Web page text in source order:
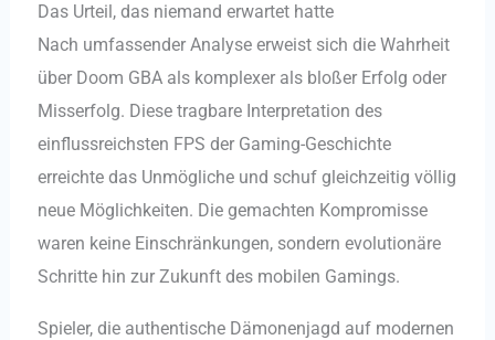
Das Urteil, das niemand erwartet hatte
Nach umfassender Analyse erweist sich die Wahrheit
über Doom GBA als komplexer als bloßer Erfolg oder
Misserfolg. Diese tragbare Interpretation des
einflussreichsten FPS der Gaming-Geschichte
erreichte das Unmögliche und schuf gleichzeitig völlig
neue Möglichkeiten. Die gemachten Kompromisse
waren keine Einschränkungen, sondern evolutionäre
Schritte hin zur Zukunft des mobilen Gamings.
Spieler, die authentische Dämonenjagd auf modernen